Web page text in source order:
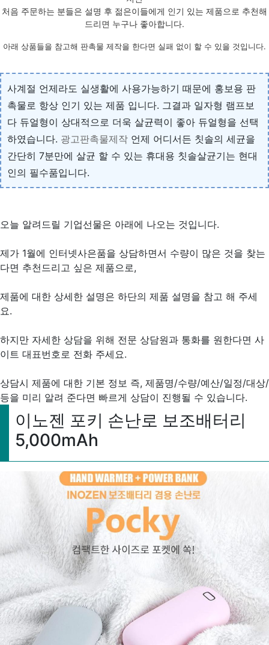
처음 주문하는 분들은 설명 후 젊은이들에게 인기 있는 제품으로 추천해
드리면 누구나 좋아합니다.
아래 상품들을 참고해 판촉물 제작을 한다면 실패 없이 할 수 있을 것입니다.
사계절 언제라도 실생활에 사용가능하기 때문에 홍보용 판
촉물로 항상 인기 있는 제품 입니다. 그결과 일자형 램프보
다 듀얼형이 상대적으로 더욱 살균력이 좋아 듀얼형을 선택
하였습니다. 광고판촉물제작 언제 어디서든 칫솔의 세균을
간단히 7분만에 살균 할 수 있는 휴대용 칫솔살균기는 현대
인의 필수품입니다.
오늘 알려드릴 기업선물은 아래에 나오는 것입니다.
제가 1월에 인터넷사은품을 상담하면서 수량이 많은 것을 찾는
다면 추천드리고 싶은 제품으로,
제품에 대한 상세한 설명은 하단의 제품 설명을 참고 해 주세
요.
하지만 자세한 상담을 위해 전문 상담원과 통화를 원한다면 사
이트 대표번호로 전화 주세요.
상담시 제품에 대한 기본 정보 즉, 제품명/수량/예산/일정/대상/
등을 미리 알려 준다면 빠르게 상담이 진행될 수 있습니다.
이노젠 포키 손난로 보조배터리
5,000mAh